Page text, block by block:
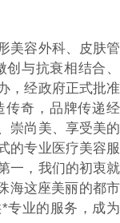
美容外科、皮肤管
与抗衰相结合、
，经政府正式批准
传奇，品牌传递经
崇尚美、享受美的
的专业医疗美容服
一，我们的初衷就
海这座美丽的都市
专业的服务，成为